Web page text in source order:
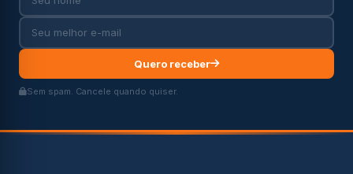
Quero receber
Sem spam. Cancele quando quiser.